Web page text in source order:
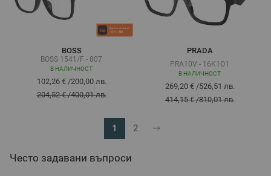
BOSS
BOSS 1541/F - 807
В НАЛИЧНОСТ
102,26 €/200,00 лв.
204,52 €/400,01 лв.
PRADA
PRA10V - 16K1O1
В НАЛИЧНОСТ
269,20 €/526,51 лв.
414,15 €/810,01 лв.
В момента четете страница
1 Страница
2
Често задавани въпроси